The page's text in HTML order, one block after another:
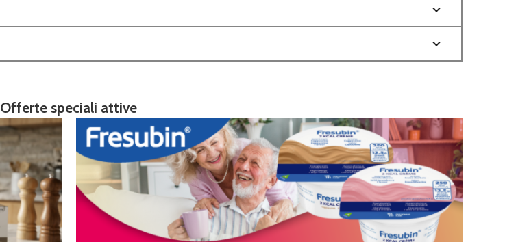
Offerte speciali attive